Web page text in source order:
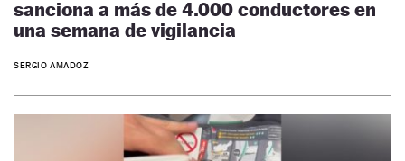
sanciona a más de 4.000 conductores en
una semana de vigilancia
SERGIO AMADOZ